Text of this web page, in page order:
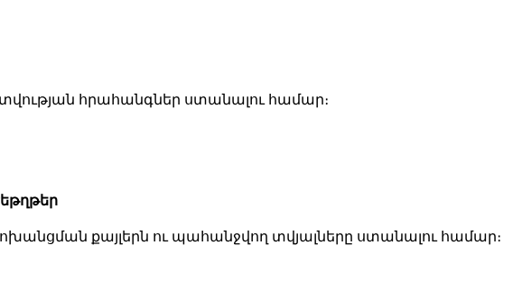
հրա­հանգ­ներ ստա­նա­լու հա­մար։
քայ­լերն ու պա­հանջ­վող տվյալ­նե­րը ստա­նա­լու հա­մար։